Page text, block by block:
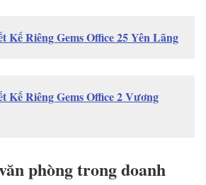
Kế Riêng Gems Office 25 Yên Lãng
Kế Riêng Gems Office 2 Vương
phòng trong doanh